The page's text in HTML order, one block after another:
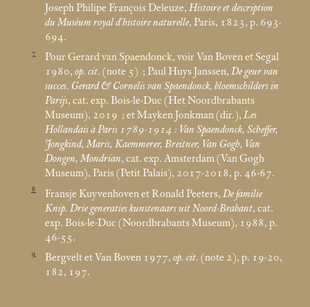
Joseph Philipe François Deleuze, Histoire et description
du Muséum royal d’histoire naturelle, Paris, 1823, p. 693-
694.
7
Pour Gerard van Spaendonck, voir Van Boven et Segal
1980, op. cit. (note 5) ; Paul Huys Janssen, De geur van
succes. Gerard & Cornelis van Spaendonck, bloemschilders in
Parijs, cat. exp. Bois-le-Duc (Het Noordbrabants
Museum), 2019 ; et Mayken Jonkman (dir.), Les
Hollandais à Paris 1789-1914 : Van Spaendonck, Scheffer,
Jongkind, Maris, Kaemmerer, Breitner, Van Gogh, Van
Dongen, Mondrian, cat. exp. Amsterdam (Van Gogh
Museum), Paris (Petit Palais), 2017-2018, p. 46-67.
8 Fransje Kuyvenhoven et Ronald Peeters, De familie
Knip. Drie generaties kunstenaars uit Noord-Brabant, cat.
exp. Bois-le-Duc (Noordbrabants Museum), 1988, p.
46-55.
9 Bergvelt et Van Boven 1977, op. cit. (note 2), p. 19-20,
182, 197.